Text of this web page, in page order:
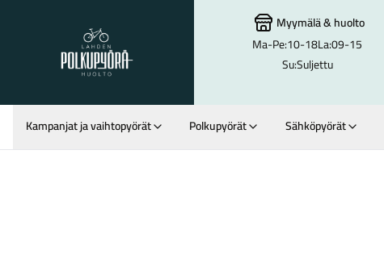
Lahden Polkupyörähuolto - etusivulle
Myymälä&huolto
Ma-Pe:10-18La:09-15
Su:Suljettu
Hakutulokset
Kampanjat ja vaihtopyörät Polkupyörät Sähköpyörät